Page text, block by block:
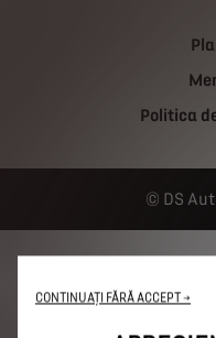
Politica
DS
CONTINUAȚI FĂRĂ ACCEPT →
experiență pe site-ul nostru